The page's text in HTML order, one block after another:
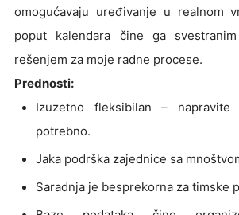
omogućavaju uređivanje u realnom
poput kalendara čine ga
rešenjem za moje radne procese.
Prednosti:
Izuzetno fleksibilan –
potrebno.
Jaka podrška zajednice sa
Saradnja je besprekorna za timske